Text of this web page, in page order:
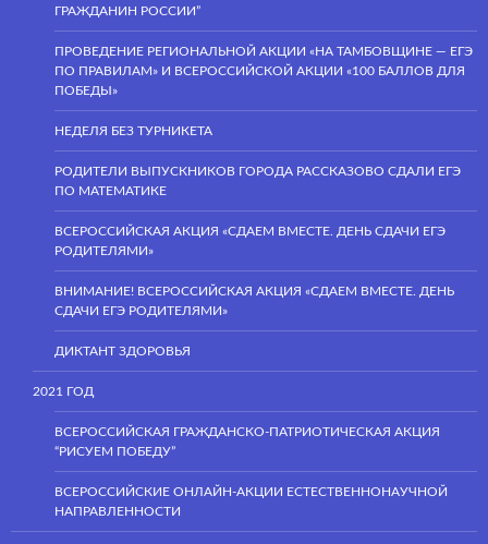
ГРАЖДАНИН РОССИИ”
ПРОВЕДЕНИЕ РЕГИОНАЛЬНОЙ АКЦИИ «НА ТАМБОВЩИНЕ — ЕГЭ
ПО ПРАВИЛАМ» И ВСЕРОССИЙСКОЙ АКЦИИ «100 БАЛЛОВ ДЛЯ
ПОБЕДЫ»
НЕДЕЛЯ БЕЗ ТУРНИКЕТА
РОДИТЕЛИ ВЫПУСКНИКОВ ГОРОДА РАССКАЗОВО СДАЛИ ЕГЭ
ПО МАТЕМАТИКЕ
ВСЕРОССИЙСКАЯ АКЦИЯ «СДАЕМ ВМЕСТЕ. ДЕНЬ СДАЧИ ЕГЭ
РОДИТЕЛЯМИ»
ВНИМАНИЕ! ВСЕРОССИЙСКАЯ АКЦИЯ «СДАЕМ ВМЕСТЕ. ДЕНЬ
СДАЧИ ЕГЭ РОДИТЕЛЯМИ»
ДИКТАНТ ЗДОРОВЬЯ
2021 ГОД
ВСЕРОССИЙСКАЯ ГРАЖДАНСКО-ПАТРИОТИЧЕСКАЯ АКЦИЯ
“РИСУЕМ ПОБЕДУ”
ВСЕРОССИЙСКИЕ ОНЛАЙН-АКЦИИ ЕСТЕСТВЕННОНАУЧНОЙ
НАПРАВЛЕННОСТИ